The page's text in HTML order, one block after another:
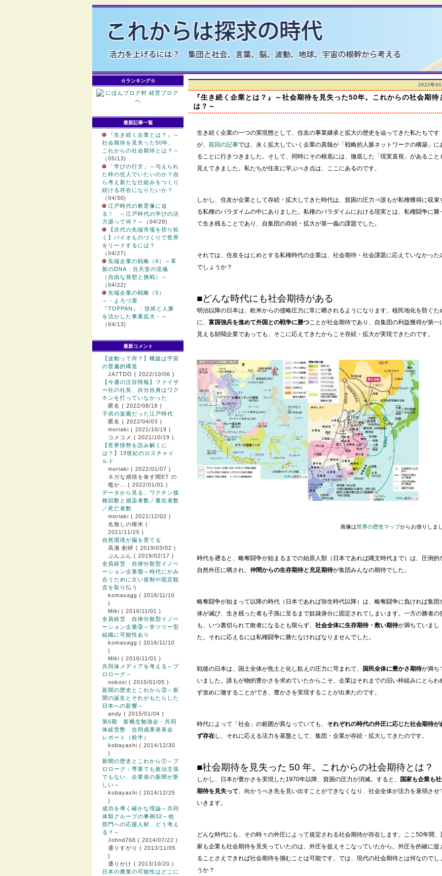
☆ランキング☆
最新記事一覧
『生き続く企業とは？』～
社会期待を見失った50年。
これからの社会期待とは？～
（05/13)
「学びの行方」～与えられ
た枠の住人でいたいのか？自
ら考え新たな仕組みをつくり
続ける存在になりたいか？
（04/30)
江戸時代の教育像に迫
る！ ～江戸時代の学びの活
力源って何？～
（04/29)
【次代の先端市場を切り拓
く】バイオものづくりで世界
をリードするには？
（04/27)
先端企業の戦略（6）～革
新のDNA：任天堂の流儀
（自由な発想と挑戦）～
（04/22)
先端企業の戦略（5）
～・よろづ屋
『TOPPAN』：技術と人脈
を活かした事業拡大・～
（04/13)
最新コメント
【波動って何？】螺旋は宇宙
の普遍的構造
JA7TDO ( 2022/10/06 )
【今週の注目情報】ファイザ
ー社の社長、自分自身はワク
チンを打っていなかった
匿名 ( 2022/08/18 )
子供の楽園だった江戸時代
匿名 ( 2022/04/03 )
moriaki ( 2021/10/19 )
コメコメ ( 2021/10/19 )
【世界情勢を読み解くに
は？】19世紀のロスチャイ
ルド
moriaki ( 2022/01/07 )
ネガな感情を食す闇ET の
檻か... ( 2022/01/01 )
データから見る、ワクチン接
種回数と感染者数／重症者数
／死亡者数
moriaki ( 2021/12/02 )
名無しの権米 (
2021/11/25 )
自然環境が脳を育てる
高瀬 創研 ( 2019/03/02 )
ぷんぷん ( 2019/02/17 )
全員経営 自律分散型イノベ
ーション企業⑩～時代にかみ
合うために古い規制や固定観
念を取り払う
komasagg ( 2016/11/10
)
Miki ( 2016/11/01 )
全員経営 自律分散型イノベ
ーション企業⑨～非ツリー型
組織に可能性あり
komasagg ( 2016/11/10
)
Miki ( 2016/11/01 )
共同体メディアを考える～プ
ロローグ～
ookosi ( 2015/01/05 )
新聞の歴史とこれから③～新
聞の誕生とそれがもたらした
日本への影響～
andy ( 2015/01/04 )
第6期 新概念勉強会・共同
体経営塾 合同成果発表会
レポート（前半）
kobayashi ( 2014/12/30
)
新聞の歴史とこれから①～プ
ロローグ：専業でも政治主張
でもない、企業発の新聞が新
しい～
kobayashi ( 2014/12/25
)
成功を導く確かな理論～共同
体類グループの事例32～他
部門への応援人材、どう考え
る？～
Johnd768 ( 2014/07/22 )
通りすがり ( 2013/11/05
)
通りがけ ( 2013/10/20 )
日本の農業の可能性はどこに
2023年05
『生き続く企業とは？』～社会期待を見失った50年。これからの社会期待
は？～
生き続く企業の一つの実現態として、住友の事業継承と拡大の歴史を辿ってきた私たちです
が、 前回の記事では、永く拡大していく企業の真髄が「戦略的人脈ネットワークの構築」に
ることに行きつきました。そして、同時にその根底には、徹底した「現実直視」があること
見えてきました。私たちが住友に学ぶべき点は、ここにあるのです。
しかし、住友が企業として存続・拡大してきた時代は、貧困の圧力⇒誰もが私権獲得に収束
る私権のパラダイムの中にありました。私権のパラダイムにおける現実とは、私権闘争に勝
て生き残ることであり、自集団の存続・拡大が第一義の課題でした。
それでは、住友をはじめとする私権時代の企業は、社会期待・社会課題に応えていなかった
でしょうか？
■どんな時代にも社会期待がある
明治以降の日本は、欧米からの侵略圧力に常に晒されるようになります。植民地化を防ぐた
に、 富国強兵を進めて外国との戦争に勝つことが社会期待であり、自集団の利益獲得が第一
見える財閥企業であっても、そこに応えてきたからこそ存続・拡大が実現できたのです。
画像は世界の歴史マップからお借りしま
時代を遡ると、略奪闘争が始まるまでの始原人類（日本であれば縄文時代まで）は、圧倒的
自然外圧に晒され、 仲間からの生存期待と充足期待が集団みんなの期待でした。
略奪闘争が始まって以降の時代（日本であれば弥生時代以降）は、略奪闘争に負ければ集団
体が滅び、生き残った者も子孫に至るまで奴隷身分に固定されてしまいます。一方の勝者の
も、いつ裏切られて敗者になるとも限らず、 社会全体に生存期待・救い期待が満ちていまし
た。それに応えるには私権闘争に勝たなければなりませんでした。
戦後の日本は、国土全体が焦土と化し飢えの圧力に苛まれて、 国民全体に豊かさ期待が満ち
いました。誰もが物的豊かさを求めていたからこそ、企業はそれまでの旧い枠組みにとらわ
ず攻めに徹することができ、豊かさを実現することが出来たのです。
時代によって「社会」の範囲が異なっていても、 それぞれの時代の外圧に応じた社会期待が
ず存在し、それに応える活力を基盤として、集団・企業が存続・拡大してきたのです。
■社会期待を見失った 50 年。これからの社会期待とは？
しかし、日本が豊かさを実現した1970年以降、貧困の圧力が消滅。すると、
国家も企業も
期待を見失って、向かうべき先を見い出すことができなくなり、社会全体が活力を衰弱させ
いきます。
どんな時代にも、その時々の外圧によって規定される社会期待が存在します。ここ50年間、
家も企業も社会期待を見失っていたのは、外圧を捉えそこなっていたから。外圧を的確に捉
ることさえできれば社会期待を掴むことは可能です。では、現代の社会期待とは何なのでし
うか？